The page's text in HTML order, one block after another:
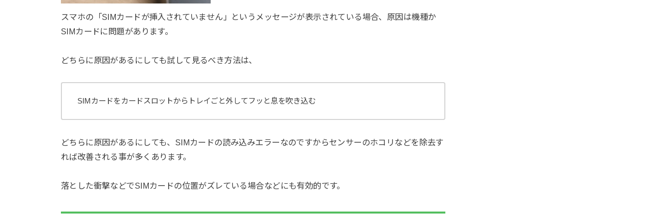
スマホの「SIMカードが挿入されていません」というメッセージが表示されている場合、原因は機種か
SIMカードに問題があります。
どちらに原因があるにしても試して見るべき方法は、
SIMカードをカードスロットからトレイごと外してフッと息を吹き込む
どちらに原因があるにしても、SIMカードの読み込みエラーなのですからセンサーのホコリなどを除去す
れば改善される事が多くあります。
落とした衝撃などでSIMカードの位置がズレている場合などにも有効的です。